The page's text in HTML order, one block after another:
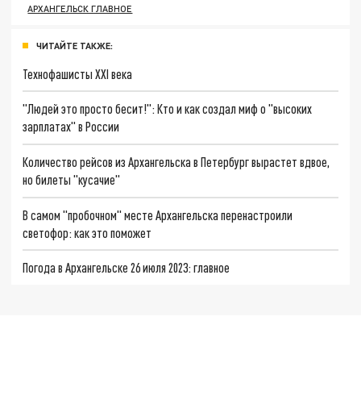
АРХАНГЕЛЬСК ГЛАВНОЕ
ЧИТАЙТЕ ТАКЖЕ:
Технофашисты XXI века
"Людей это просто бесит!": Кто и как создал миф о "высоких
зарплатах" в России
Количество рейсов из Архангельска в Петербург вырастет вдвое,
но билеты "кусачие"
В самом "пробочном" месте Архангельска перенастроили
светофор: как это поможет
Погода в Архангельске 26 июля 2023: главное